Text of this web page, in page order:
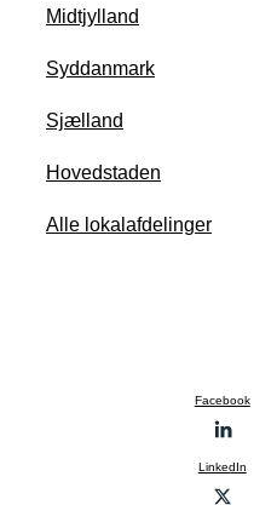
Midtjylland
Syddanmark
Sjælland
Hovedstaden
Alle lokalafdelinger
Facebook
LinkedIn